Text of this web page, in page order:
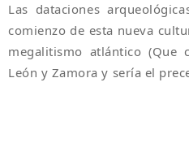
Las dataciones
comienzo de esta nueva
megalitismo atlántico (Que
León y Zamora y sería el